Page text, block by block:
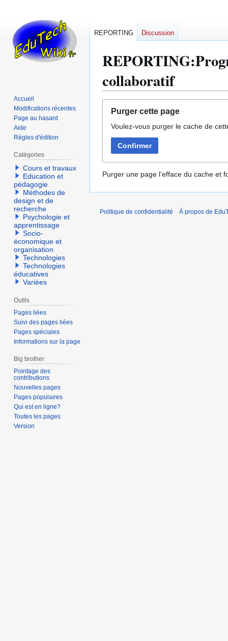
collaboratif
navigation
recherche
Purger cette page
Voulez-vous purger le cache de
Confirmer
Purger une page l’efface du cache et
REPORTING Discussion
Accueil
Modifications récentes
Page au hasard
Aide
Règles d'édition
Catégories
Cours et travaux
Education et
pédagogie
Méthodes de
design et de
recherche
Psychologie et
apprentissage
Socio-
économique et
organisation
Technologies
Technologies
éducatives
Variées
Outils
Pages liées
Suivi des pages liées
Pages spéciales
Informations sur la page
Big brother
Pointage des
contributions
Nouvelles pages
Pages populaires
Qui est en ligne?
Toutes les pages
Version
Politique de confidentialité À propos de